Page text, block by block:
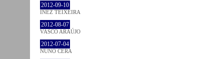
2012-09-10
INEZ TEIXEIRA
2012-08-07
VASCO ARAÚJO
2012-07-04
NUNO CERA